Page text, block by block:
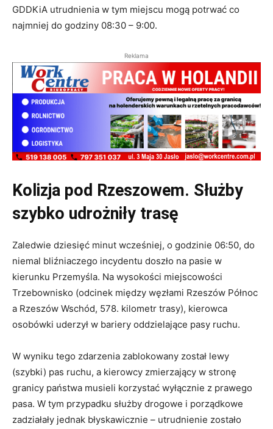
GDDKiA utrudnienia w tym miejscu mogą potrwać co
najmniej do godziny 08:30 – 9:00.
Reklama
Kolizja pod Rzeszowem. Służby
szybko udrożniły trasę
Zaledwie dziesięć minut wcześniej, o godzinie 06:50, do
niemal bliźniaczego incydentu doszło na pasie w
kierunku Przemyśla. Na wysokości miejscowości
Trzebownisko (odcinek między węzłami Rzeszów Północ
a Rzeszów Wschód, 578. kilometr trasy), kierowca
osobówki uderzył w bariery oddzielające pasy ruchu.
W wyniku tego zdarzenia zablokowany został lewy
(szybki) pas ruchu, a kierowcy zmierzający w stronę
granicy państwa musieli korzystać wyłącznie z prawego
pasa. W tym przypadku służby drogowe i porządkowe
zadziałały jednak błyskawicznie – utrudnienie zostało